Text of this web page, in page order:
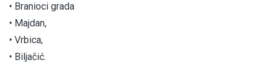
• Branioci grada
• Majdan,
• Vrbica,
• Biljačić.